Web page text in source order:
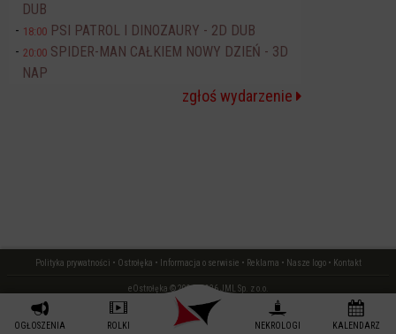
DUB
18:00 PSI PATROL I DINOZAURY - 2D DUB
20:00 SPIDER-MAN CAŁKIEM NOWY DZIEŃ - 3D
NAP
zgłoś wydarzenie
Polityka prywatności • Ostrołęka • Informacja o serwisie • Reklama • Nasze logo• Kontakt
eOstrołęka © 2006 - 2026 JML Sp. z o.o.
OGŁOSZENIA ROLKI NEKROLOGI KALENDARZ